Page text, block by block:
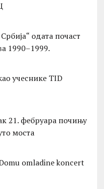
одата почаст
1990–1999.
учеснике TID
21. фебруара почињу
моста
omladine koncert